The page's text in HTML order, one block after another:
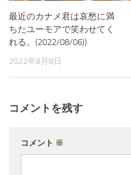
最近のカナメ君は哀愁に満
ちたユーモアで笑わせてく
れる。(2022/08/06))
2022年8月8日
コメントを残す
コメント ※